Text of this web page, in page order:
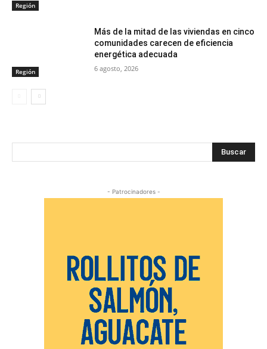
Región
Región
Más de la mitad de las viviendas en cinco
comunidades carecen de eficiencia
energética adecuada
6 agosto, 2026
Buscar
- Patrocinadores -